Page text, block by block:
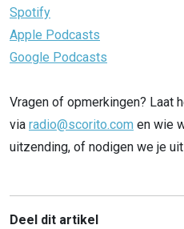
Spotify
Apple Podcasts
Google Podcasts
Vragen of opmerkingen? Laat
via radio@scorito.com en wie
uitzending, of nodigen we je
Deel dit artikel